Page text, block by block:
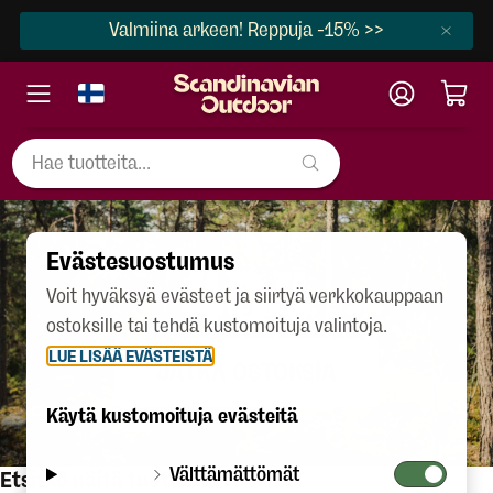
Valmiina arkeen! Reppuja -15% >>
404
JATKA OSTOKSIA
Etsitkö näitä tuotteita?
Evästesuostumus
Voit hyväksyä evästeet ja siirtyä verkkokauppaan
ostoksille tai tehdä kustomoituja valintoja.
LUE LISÄÄ EVÄSTEISTÄ
Käytä kustomoituja evästeitä
Välttämättömät